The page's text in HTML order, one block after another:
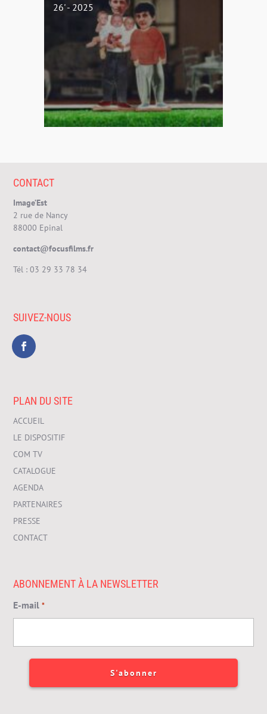
26' - 2025
CONTACT
Image’Est
2 rue de Nancy
88000 Epinal
contact@focusfilms.fr
Tél :03 29 33 78 34
SUIVEZ-NOUS
PLAN DU SITE
ACCUEIL
LE DISPOSITIF
COM TV
CATALOGUE
AGENDA
PARTENAIRES
PRESSE
CONTACT
ABONNEMENT À LA NEWSLETTER
E-mail *